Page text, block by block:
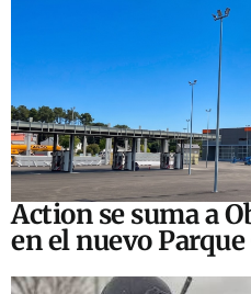
Action se suma a
en el nuevo